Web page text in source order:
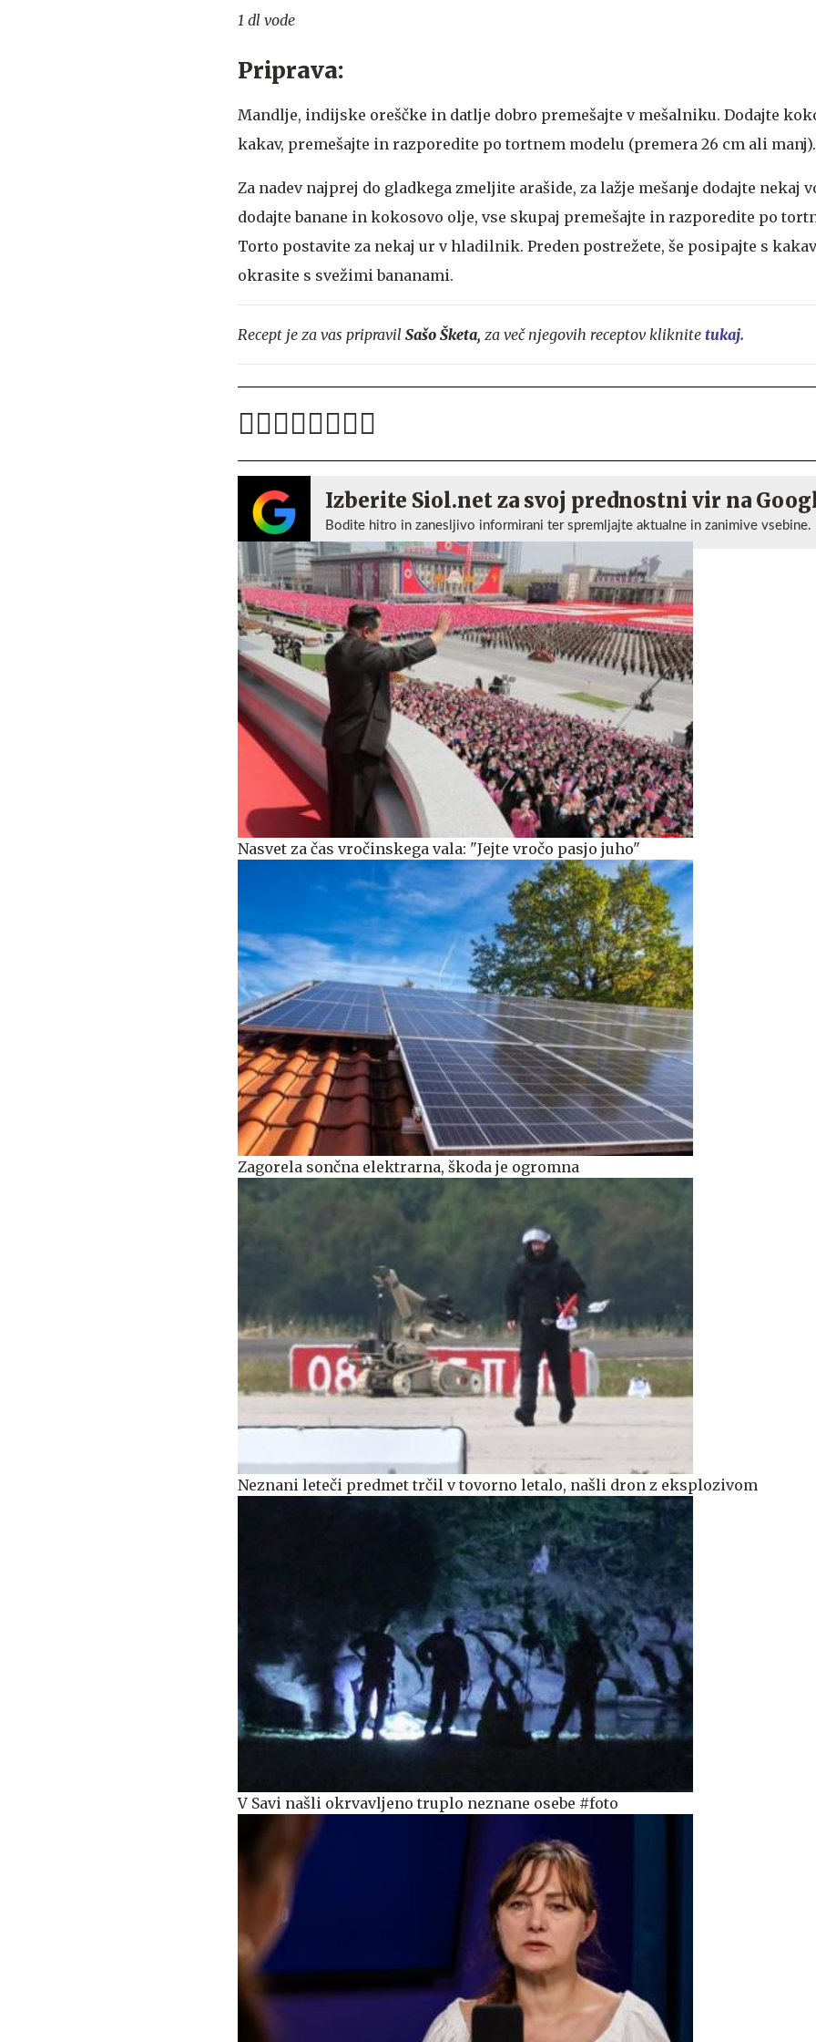
1 dl vode
Priprava:
Mandlje, indijske oreščke in datlje dobro premešajte v mešalniku. Dodajte
kakav, premešajte in razporedite po tortnem modelu (premera 26 cm ali manj).
Za nadev najprej do gladkega zmeljite arašide, za lažje mešanje dodajte nekaj
dodajte banane in kokosovo olje, vse skupaj premešajte in razporedite po
Torto postavite za nekaj ur v hladilnik. Preden postrežete, še posipajte s
okrasite s svežimi bananami.
Recept je za vas pripravil Sašo Šketa, za več njegovih receptov kliknite tukaj.
Izberite Siol.net za svoj prednostni vir na
Bodite hitro in zanesljivo informirani ter spremljajte aktualne in zanimive vsebine.
Nasvet za čas vročinskega vala: "Jejte vročo pasjo juho"
Zagorela sončna elektrarna, škoda je ogromna
Neznani leteči predmet trčil v tovorno letalo, našli dron z eksplozivom
V Savi našli okrvavljeno truplo neznane osebe #foto